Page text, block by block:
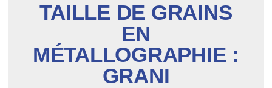
TAILLE DE GRAINS
EN
MÉTALLOGRAPHIE :
GRANI